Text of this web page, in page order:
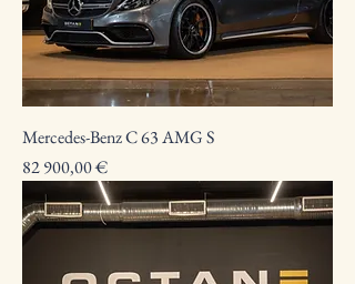
Mercedes-Benz C 63 AMG S
Preço
82 900,00 €